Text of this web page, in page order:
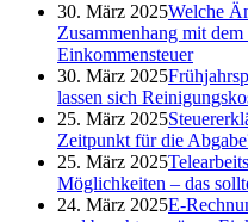
30. März 2025Welche
Zusammenhang mit dem
Einkommensteuer
30. März 2025
lassen sich
25. März 2025
Zeitpunkt für die
25. März 2025
Möglichkeiten – das
24. März 2025E-